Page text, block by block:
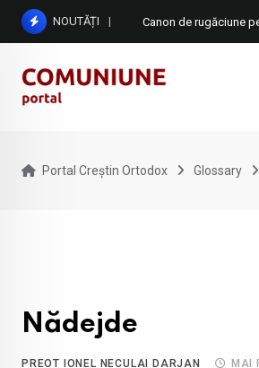
Skip
NOUTĂȚI Canon de rugăciune
Portal Creștin Ortodox Glossary
Nădejde
PREOT IONEL NECULAI DARJAN MAI